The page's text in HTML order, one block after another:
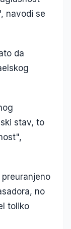
navodi se
da
stav, to
no
toliko